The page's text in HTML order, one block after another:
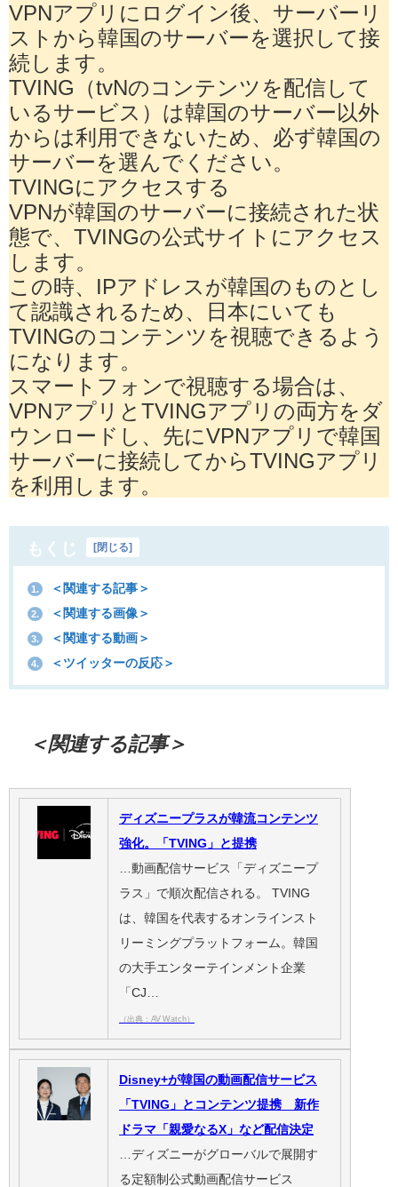
VPNアプリにログイン後、サーバーリ
ストから韓国のサーバーを選択して接
続します。
TVING（tvNのコンテンツを配信して
いるサービス）は韓国のサーバー以外
からは利用できないため、必ず韓国の
サーバーを選んでください。
TVINGにアクセスする
VPNが韓国のサーバーに接続された状
態で、TVINGの公式サイトにアクセス
します。
この時、IPアドレスが韓国のものとし
て認識されるため、日本にいても
TVINGのコンテンツを視聴できるよう
になります。
スマートフォンで視聴する場合は、
VPNアプリとTVINGアプリの両方をダ
ウンロードし、先にVPNアプリで韓国
サーバーに接続してからTVINGアプリ
を利用します。
もくじ [閉じる]
1. ＜関連する記事＞
2. ＜関連する画像＞
3. ＜関連する動画＞
4. ＜ツイッターの反応＞
＜関連する記事＞
ディズニープラスが韓流コンテンツ
強化。「TVING」と提携
…動画配信サービス「ディズニープ
ラス」で順次配信される。 TVING
は、韓国を代表するオンラインスト
リーミングプラットフォーム。韓国
の大手エンターテインメント企業
「CJ…
（出典：AV Watch）
Disney+が韓国の動画配信サービス
「TVING」とコンテンツ提携 新作
ドラマ「親愛なるX」など配信決定
…ディズニーがグローバルで展開す
る定額制公式動画配信サービス